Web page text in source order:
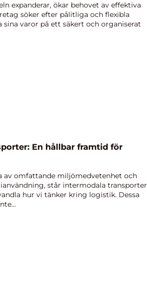
expanderar, ökar behovet av effektiva
söker efter pålitliga och flexibla
varor på ett säkert och organiserat
En hållbar framtid för
av omfattande miljömedvetenhet och
står intermodala transporter
hur vi tänker kring logistik. Dessa